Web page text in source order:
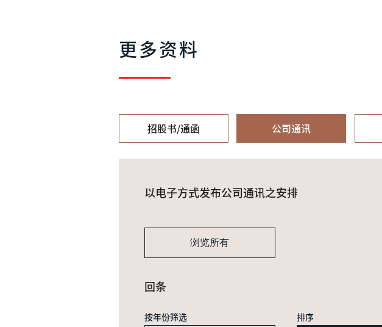
更多资料
招股书/通函 公司通讯
以电子方式发布公司通讯之安排
浏览所有
回条
按年份筛选 排序